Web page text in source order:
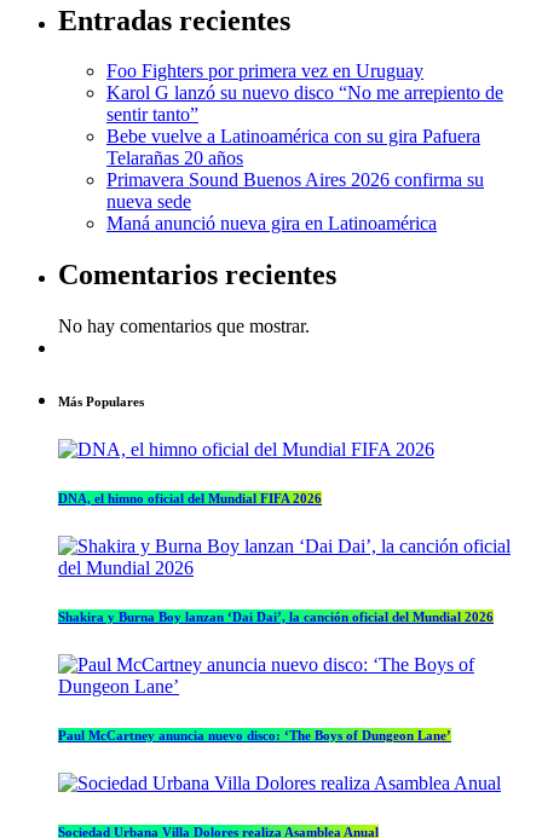
Entradas recientes
Foo Fighters por primera vez en Uruguay
Karol G lanzó su nuevo disco “No me arrepiento de
sentir tanto”
Bebe vuelve a Latinoamérica con su gira Pafuera
Telarañas 20 años
Primavera Sound Buenos Aires 2026 confirma su
nueva sede
Maná anunció nueva gira en Latinoamérica
Comentarios recientes
No hay comentarios que mostrar.
Más Populares
DNA, el himno oficial del Mundial FIFA 2026
Shakira y Burna Boy lanzan ‘Dai Dai’, la canción oficial del Mundial 2026
Paul McCartney anuncia nuevo disco: ‘The Boys of Dungeon Lane’
Sociedad Urbana Villa Dolores realiza Asamblea Anual